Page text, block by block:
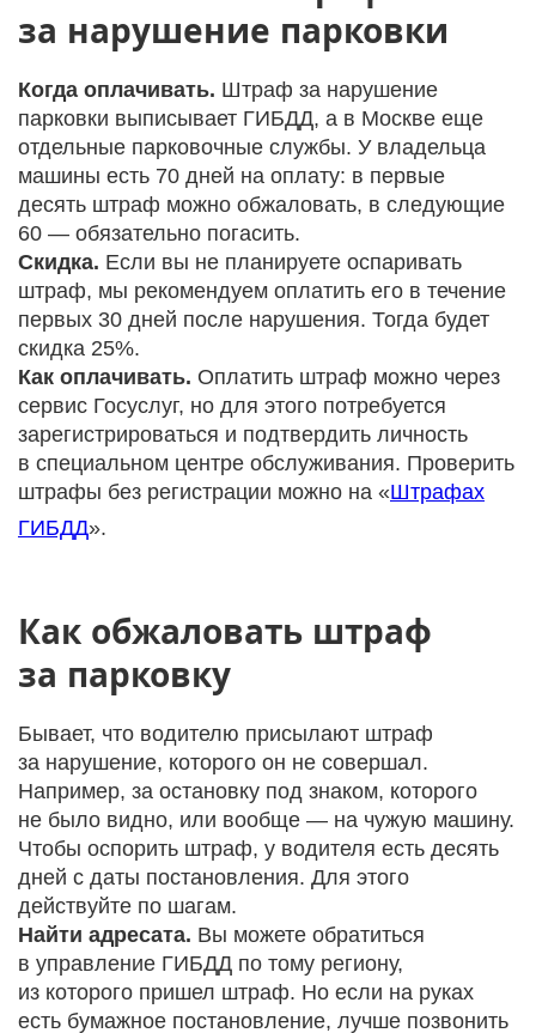
за нарушение парковки
Когда оплачивать. Штраф за нарушение
парковки выписывает ГИБДД, а в Москве еще
отдельные парковочные службы. У владельца
машины есть 70 дней на оплату: в первые
десять штраф можно обжаловать, в следующие
60 — обязательно погасить.
Скидка. Если вы не планируете оспаривать
штраф, мы рекомендуем оплатить его в течение
первых 30 дней после нарушения. Тогда будет
скидка 25%.
Как оплачивать. Оплатить штраф можно через
сервис Госуслуг, но для этого потребуется
зарегистрироваться и подтвердить личность
в специальном центре обслуживания. Проверить
штрафы без регистрации можно на «Штрафах
ГИБДД».
Как обжаловать штраф
за парковку
Бывает, что водителю присылают штраф
за нарушение, которого он не совершал.
Например, за остановку под знаком, которого
не было видно, или вообще — на чужую машину.
Чтобы оспорить штраф, у водителя есть десять
дней с даты постановления. Для этого
действуйте по шагам.
Найти адресата. Вы можете обратиться
в управление ГИБДД по тому региону,
из которого пришел штраф. Но если на руках
есть бумажное постановление, лучше позвонить